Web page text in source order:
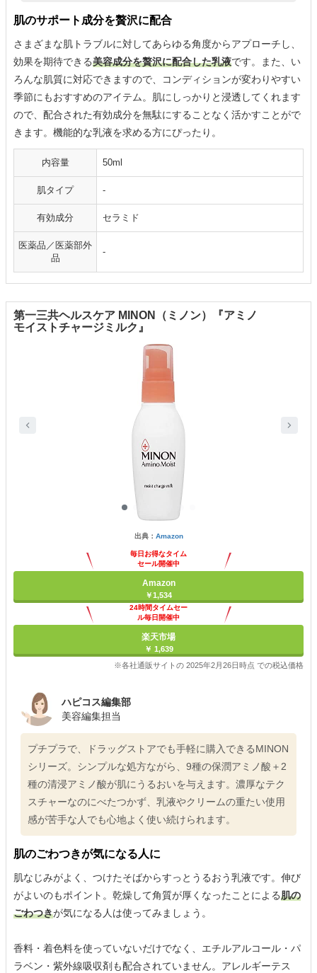
肌のサポート成分を贅沢に配合
さまざまな肌トラブルに対してあらゆる角度からアプローチし、
効果を期待できる美容成分を贅沢に配合した乳液です。また、い
ろんな肌質に対応できますので、コンディションが変わりやすい
季節にもおすすめのアイテム。肌にしっかりと浸透してくれます
ので、配合された有効成分を無駄にすることなく活かすことがで
きます。機能的な乳液を求める方にぴったり。
内容量 50ml
肌タイプ -
有効成分 セラミド
医薬品／医薬部外
品
-
第一三共ヘルスケア MINON（ミノン）『アミノ
モイストチャージミルク』
出典： Amazon
毎日お得なタイム
セール開催中
Amazon
￥1,534
24時間タイムセー
ル毎日開催中
楽天市場
￥ 1,639
※各社通販サイトの 2025年2月26日時点 での税込価格
ハピコス編集部
美容編集担当
プチプラで、ドラッグストアでも手軽に購入できるMINON
シリーズ。シンプルな処方ながら、9種の保潤アミノ酸＋2
種の清浸アミノ酸が肌にうるおいを与えます。濃厚なテク
スチャーなのにべたつかず、乳液やクリームの重たい使用
感が苦手な人でも心地よく使い続けられます。
肌のごわつきが気になる人に
肌なじみがよく、つけたそばからすっとうるおう乳液です。伸び
がよいのもポイント。乾燥して角質が厚くなったことによる肌の
ごわつきが気になる人は使ってみましょう。
香料・着色料を使っていないだけでなく、エチルアルコール・パ
ラベン・紫外線吸収剤も配合されていません。アレルギーテス